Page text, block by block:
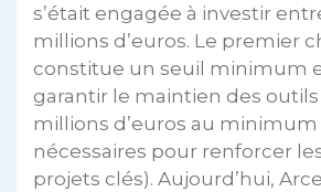
s’était engagée à investir
millions d’euros. Le premier
constitue un seuil minimum
garantir le maintien des
millions d’euros au
nécessaires pour renforcer
projets clés). Aujourd’hui,